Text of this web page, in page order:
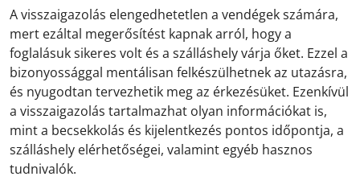
A visszaigazolás elengedhetetlen a vendégek számára,
mert ezáltal megerősítést kapnak arról, hogy a
foglalásuk sikeres volt és a szálláshely várja őket. Ezzel a
bizonyossággal mentálisan felkészülhetnek az utazásra,
és nyugodtan tervezhetik meg az érkezésüket. Ezenkívül
a visszaigazolás tartalmazhat olyan információkat is,
mint a becsekkolás és kijelentkezés pontos időpontja, a
szálláshely elérhetőségei, valamint egyéb hasznos
tudnivalók.